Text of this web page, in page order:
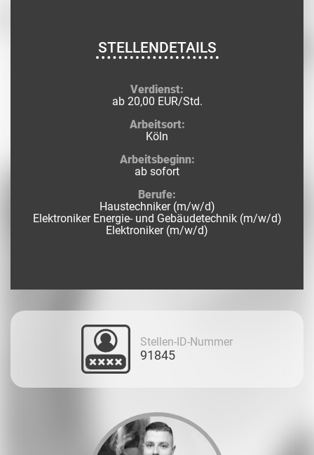
STELLENDETAILS
Verdienst:
ab 20,00 EUR/Std.
Arbeitsort:
Köln
Arbeitsbeginn:
ab sofort
Berufe:
Haustechniker (m/w/d)
Elektroniker Energie- und Gebäudetechnik (m/w/d)
Elektroniker (m/w/d)
Stellen-ID-Nummer
91845